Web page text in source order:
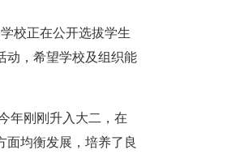
校正在公开选拔学生
动，希望学校及组织能
年刚刚升入大二，在
面均衡发展，培养了良